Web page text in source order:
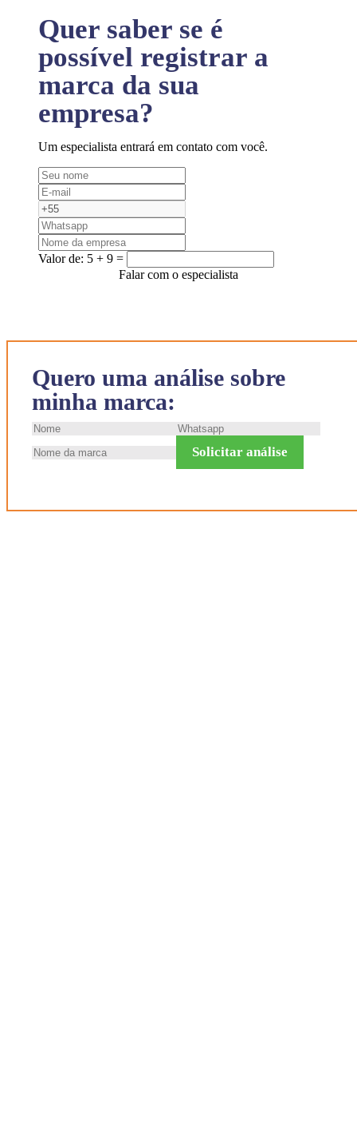
Quero uma análise sobre
minha marca:
Solicitar análise
Quer saber se é
possível registrar a
marca da sua
empresa?
Um especialista entrará em contato com você.
Valor de: 5 + 9 =
Falar com o especialista